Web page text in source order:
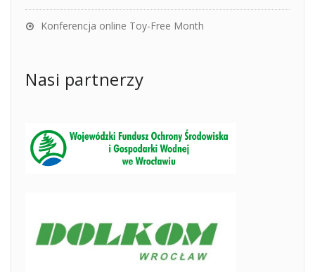
Konferencja online Toy-Free Month
Nasi partnerzy